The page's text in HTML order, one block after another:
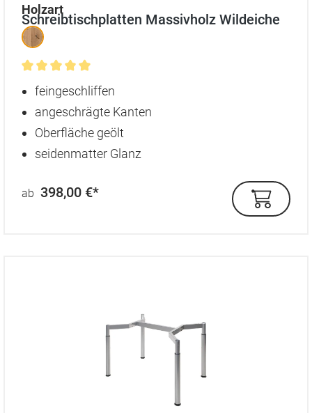
Holzartauswählen
Schreibtischplatten Massivholz Wildeiche
Durchschnittliche Bewertung von 5 von 5 Sternen
feingeschliffen
angeschrägte Kanten
Oberfläche geölt
seidenmatter Glanz
ab 398,00 €*